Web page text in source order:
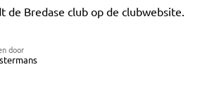
de Bredase club op de clubwebsite.
door